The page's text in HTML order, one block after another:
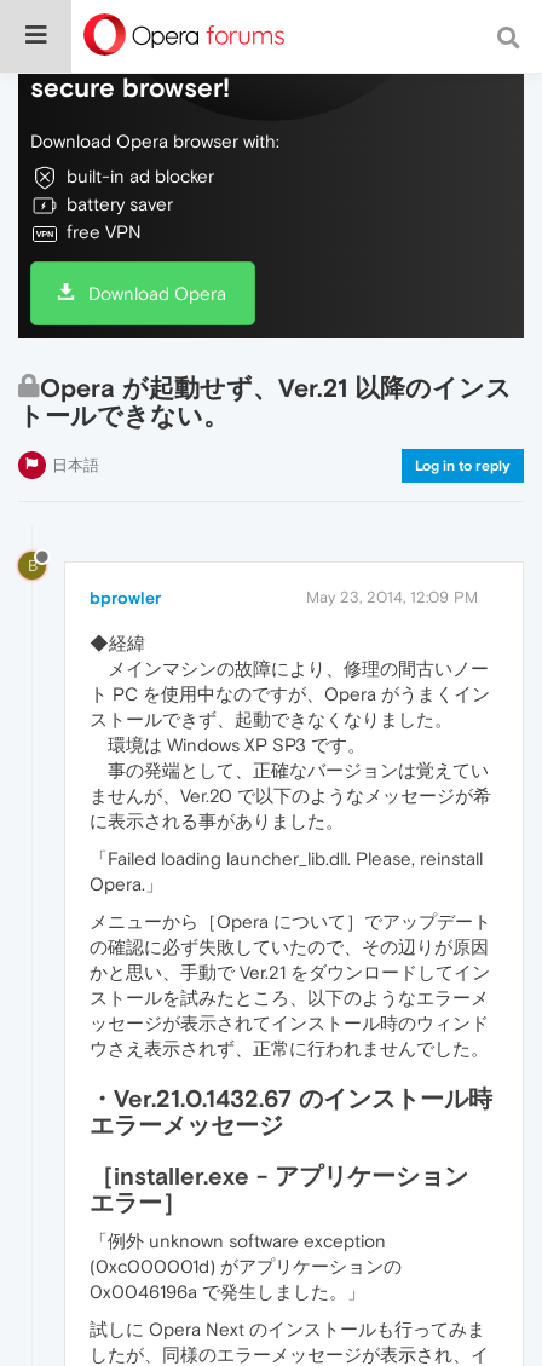
Do more on the web, with a fast and
secure browser!
Download Opera browser with:
built-in ad blocker
battery saver
free VPN
Download Opera
Opera が起動せず、Ver.21 以降のインス
トールできない。
日本語 Log in to reply
B
bprowler May 23, 2014, 12:09 PM
◆経緯
メインマシンの故障により、修理の間古いノー
ト PC を使用中なのですが、Opera がうまくイン
ストールできず、起動できなくなりました。
環境は Windows XP SP3 です。
事の発端として、正確なバージョンは覚えてい
ませんが、Ver.20 で以下のようなメッセージが希
に表示される事がありました。
「Failed loading launcher_lib.dll. Please, reinstall
Opera.」
メニューから［Opera について］でアップデート
の確認に必ず失敗していたので、その辺りが原因
かと思い、手動で Ver.21 をダウンロードしてイン
ストールを試みたところ、以下のようなエラーメ
ッセージが表示されてインストール時のウィンド
ウさえ表示されず、正常に行われませんでした。
・Ver.21.0.1432.67 のインストール時
エラーメッセージ
［installer.exe - アプリケーション
エラー］
「例外 unknown software exception
(0xc000001d) がアプリケーションの
0x0046196a で発生しました。」
試しに Opera Next のインストールも行ってみま
したが、同様のエラーメッセージが表示され、イ